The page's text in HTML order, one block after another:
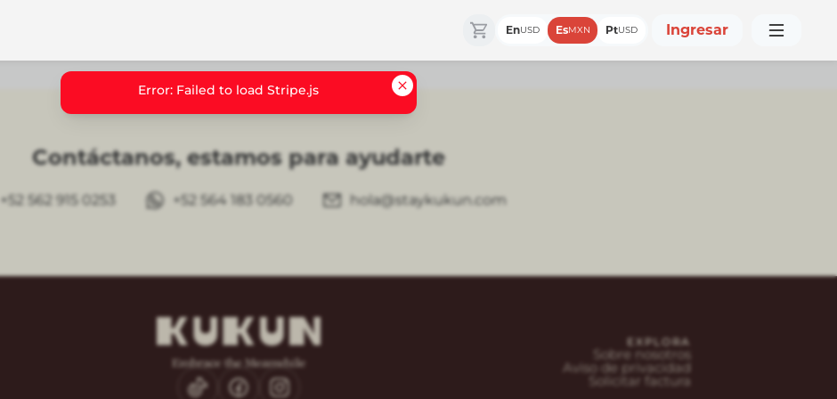
EnUSD EsMXN PtUSD Ingresar
Contáctanos, estamos para ayudarte
+52 562 915 0253 +52 564 183 0560 hola@staykukun.com
EXPLORA
Sobre nosotros
Aviso de privacidad
Solicitar factura
Error: Failed to load Stripe.js